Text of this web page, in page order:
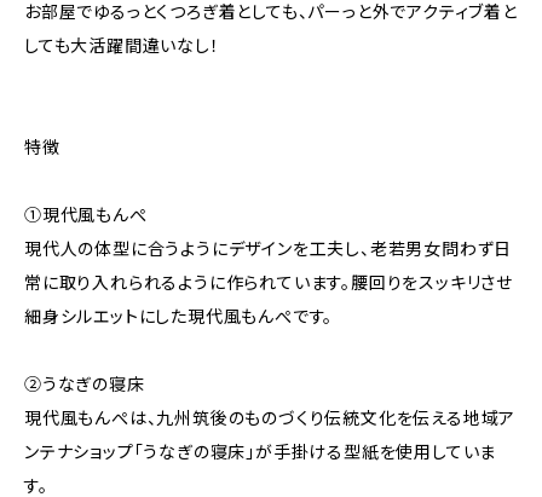
お部屋でゆるっとくつろぎ着としても、パーっと外でアクティブ着と
しても大活躍間違いなし！
特徴
①現代風もんぺ
現代人の体型に合うようにデザインを工夫し、老若男女問わず日
常に取り入れられるように作られています。腰回りをスッキリさせ
細身シルエットにした現代風もんぺです。
②うなぎの寝床
現代風もんぺは、九州筑後のものづくり伝統文化を伝える地域ア
ンテナショップ「うなぎの寝床」が手掛ける型紙を使用していま
す。